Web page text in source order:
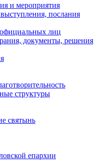
и мероприятия
послания
лиц
документы, решения
структуры
святынь
епархии